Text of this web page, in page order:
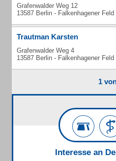
Grafenwalder Weg 12
13587 Berlin - Falkenhagener Feld
Trautman Karsten
Grafenwalder Weg 4
13587 Berlin - Falkenhagener Feld
1
Interesse an